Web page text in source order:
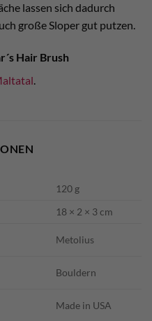
lassen sich dadurch
große Sloper gut putzen.
Hair Brush
.
120 g
18 × 2 × 3 cm
Metolius
Bouldern
Made in USA